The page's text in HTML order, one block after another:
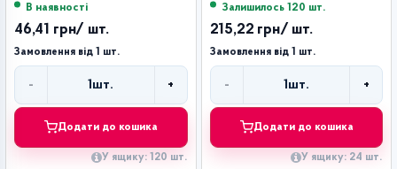
В наявності
46,41 грн/ шт.
Замовлення від 1 шт.
- 1шт. +
Додати до кошика
У ящику: 120 шт.
Залишилось 120 шт.
215,22 грн/ шт.
Замовлення від 1 шт.
- 1шт. +
Додати до кошика
У ящику: 24 шт.